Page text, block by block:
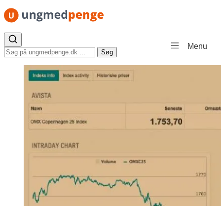
Spring til indhold
Menu
Søg efter: Søg